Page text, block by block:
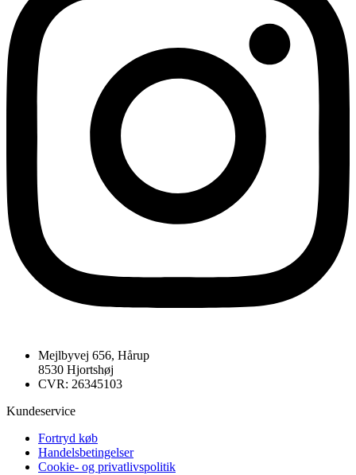
Mejlbyvej 656, Hårup
8530 Hjortshøj
CVR: 26345103
Kundeservice
Fortryd køb
Handelsbetingelser
Cookie- og privatlivspolitik